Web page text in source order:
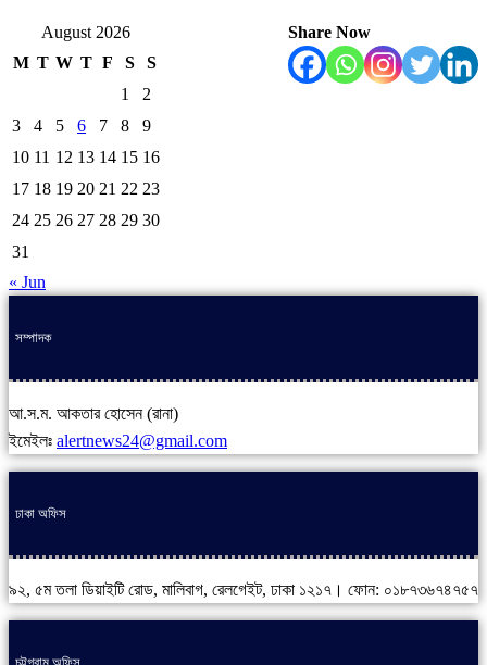
Share Now
August 2026
M T W T F S
S
1
2
3
4 5 6 7 8
9
10 11 12 13 14 15 16
17 18 19 20 21 22 23
24 25 26 27 28 29 30
31
« Jun
সম্পাদক
আ.স.ম. আকতার হোসেন (রানা)
ইমেইলঃ alertnews24@gmail.com
ঢাকা অফিস
৯২, ৫ম তলা ডিয়াইটি রোড, মালিবাগ, রেলগেইট, ঢাকা ১২১৭। ফোন: ০১৮৭৩৬৭৪৭৫৭